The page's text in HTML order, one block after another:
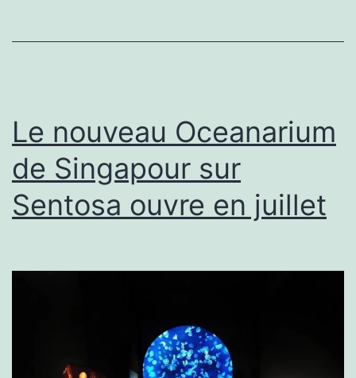
Le nouveau Oceanarium
de Singapour sur
Sentosa ouvre en juillet